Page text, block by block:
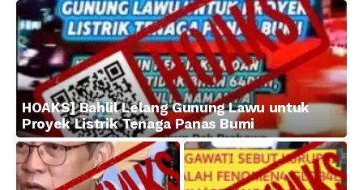
HOAKS] Bahlil Lelang Gunung Lawu untuk
Proyek Listrik Tenaga Panas Bumi